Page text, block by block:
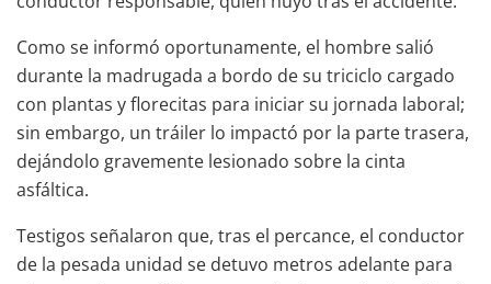
Como se informó oportunamente, el hombre salió
durante la madrugada a bordo de su triciclo cargado
con plantas y florecitas para iniciar su jornada laboral;
sin embargo, un tráiler lo impactó por la parte trasera,
dejándolo gravemente lesionado sobre la cinta
asfáltica.
Testigos señalaron que, tras el percance, el conductor
de la pesada unidad se detuvo metros adelante para